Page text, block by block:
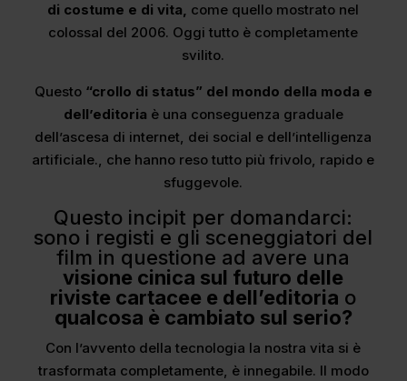
di costume e di vita, come quello mostrato nel
colossal del 2006. Oggi tutto è completamente
svilito.
Questo “crollo di status” del mondo della moda e
dell’editoria è una conseguenza graduale
dell’ascesa di internet, dei social e dell’intelligenza
artificiale., che hanno reso tutto più frivolo, rapido e
sfuggevole.
Questo incipit per domandarci:
sono i registi e gli sceneggiatori del
film in questione ad avere una
visione cinica sul futuro delle
riviste cartacee e dell’editoria o
qualcosa è cambiato sul serio?
Con l’avvento della tecnologia la nostra vita si è
trasformata completamente, è innegabile. Il modo